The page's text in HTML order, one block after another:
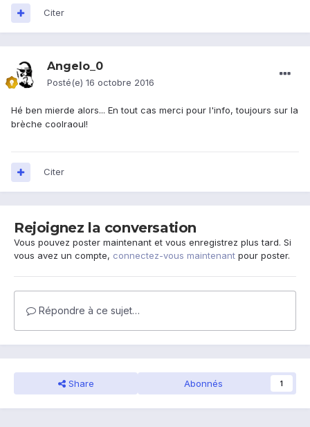
Citer
Angelo_0
Posté(e) 16 octobre 2016
Hé ben mierde alors... En tout cas merci pour l'info, toujours sur la
brèche coolraoul!
Citer
Rejoignez la conversation
Vous pouvez poster maintenant et vous enregistrez plus tard. Si
vous avez un compte, connectez-vous maintenant pour poster.
Répondre à ce sujet…
Share Abonnés 1